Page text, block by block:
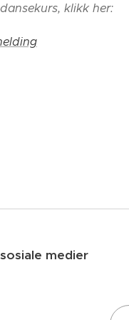
klikk her:
medier